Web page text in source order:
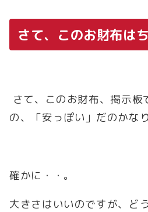
さて、このお財布は
さて、このお財布、掲示
の、「安っぽい」だのかな
確かに・・。
大きさはいいのですが、ど